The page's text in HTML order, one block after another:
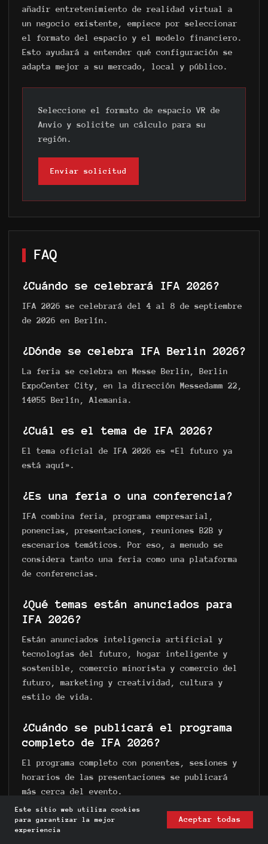
Este sitio web utiliza cookies
para garantizar la mejor
experiencia
Aceptar todas
añadir entretenimiento de realidad virtual a
un negocio existente, empiece por seleccionar
el formato del espacio y el modelo financiero.
Esto ayudará a entender qué configuración se
adapta mejor a su mercado, local y público.
Seleccione el formato de espacio VR de
Anvio y solicite un cálculo para su
región.
Enviar solicitud
FAQ
¿Cuándo se celebrará IFA 2026?
IFA 2026 se celebrará del 4 al 8 de septiembre
de 2026 en Berlín.
¿Dónde se celebra IFA Berlin 2026?
La feria se celebra en Messe Berlin, Berlin
ExpoCenter City, en la dirección Messedamm 22,
14055 Berlín, Alemania.
¿Cuál es el tema de IFA 2026?
El tema oficial de IFA 2026 es «El futuro ya
está aquí».
¿Es una feria o una conferencia?
IFA combina feria, programa empresarial,
ponencias, presentaciones, reuniones B2B y
escenarios temáticos. Por eso, a menudo se
considera tanto una feria como una plataforma
de conferencias.
¿Qué temas están anunciados para
IFA 2026?
Están anunciados inteligencia artificial y
tecnologías del futuro, hogar inteligente y
sostenible, comercio minorista y comercio del
futuro, marketing y creatividad, cultura y
estilo de vida.
¿Cuándo se publicará el programa
completo de IFA 2026?
El programa completo con ponentes, sesiones y
horarios de las presentaciones se publicará
más cerca del evento.
¿Qué es IFA Global Markets?